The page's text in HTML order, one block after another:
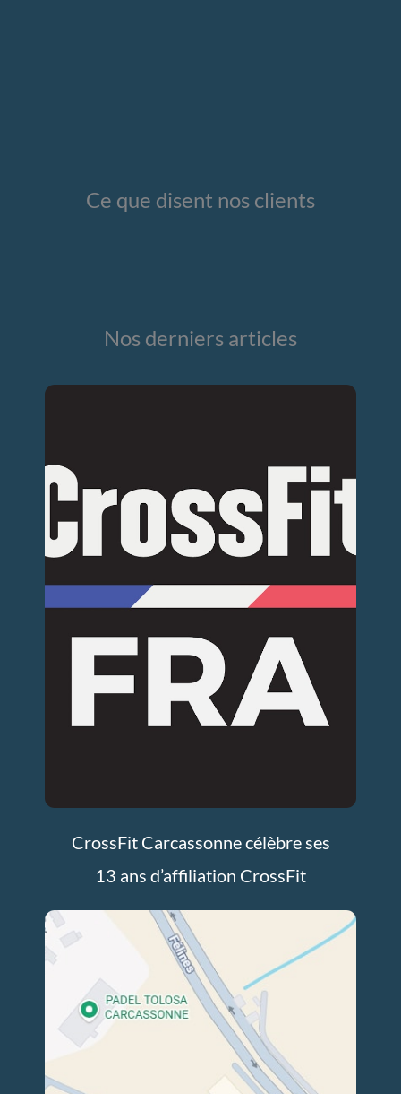
Ce que disent nos clients
Nos derniers articles
CrossFit Carcassonne célèbre ses
13 ans d’affiliation CrossFit